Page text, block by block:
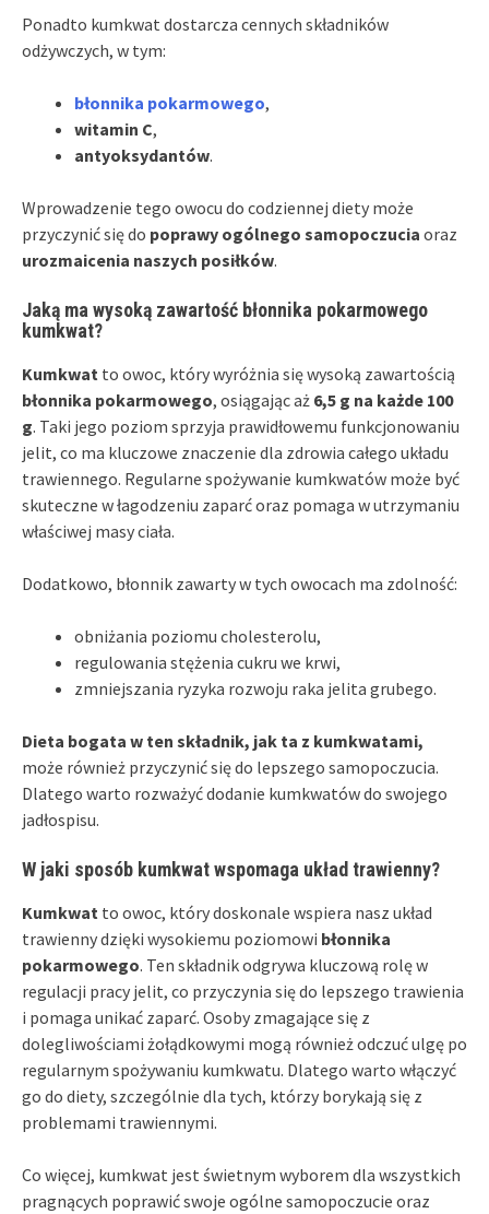
Ponadto kumkwat dostarcza cennych składników
odżywczych, w tym:
błonnika pokarmowego,
witamin C,
antyoksydantów.
Wprowadzenie tego owocu do codziennej diety może
przyczynić się do poprawy ogólnego samopoczucia oraz
urozmaicenia naszych posiłków.
Jaką ma wysoką zawartość błonnika pokarmowego
kumkwat?
Kumkwat to owoc, który wyróżnia się wysoką zawartością
błonnika pokarmowego, osiągając aż 6,5 g na każde 100
g. Taki jego poziom sprzyja prawidłowemu funkcjonowaniu
jelit, co ma kluczowe znaczenie dla zdrowia całego układu
trawiennego. Regularne spożywanie kumkwatów może być
skuteczne w łagodzeniu zaparć oraz pomaga w utrzymaniu
właściwej masy ciała.
Dodatkowo, błonnik zawarty w tych owocach ma zdolność:
obniżania poziomu cholesterolu,
regulowania stężenia cukru we krwi,
zmniejszania ryzyka rozwoju raka jelita grubego.
Dieta bogata w ten składnik, jak ta z kumkwatami,
może również przyczynić się do lepszego samopoczucia.
Dlatego warto rozważyć dodanie kumkwatów do swojego
jadłospisu.
W jaki sposób kumkwat wspomaga układ trawienny?
Kumkwat to owoc, który doskonale wspiera nasz układ
trawienny dzięki wysokiemu poziomowi błonnika
pokarmowego. Ten składnik odgrywa kluczową rolę w
regulacji pracy jelit, co przyczynia się do lepszego trawienia
i pomaga unikać zaparć. Osoby zmagające się z
dolegliwościami żołądkowymi mogą również odczuć ulgę po
regularnym spożywaniu kumkwatu. Dlatego warto włączyć
go do diety, szczególnie dla tych, którzy borykają się z
problemami trawiennymi.
Co więcej, kumkwat jest świetnym wyborem dla wszystkich
pragnących poprawić swoje ogólne samopoczucie oraz